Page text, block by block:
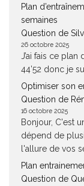
Plan
semaines
Question de
26 octobre 2025
J’ai fais ce plan
44’52 donc je
Optimiser son
Question de
16 octobre 2025
Bonjour, C'est
dépend de
l'allure de vos
Plan
Question de